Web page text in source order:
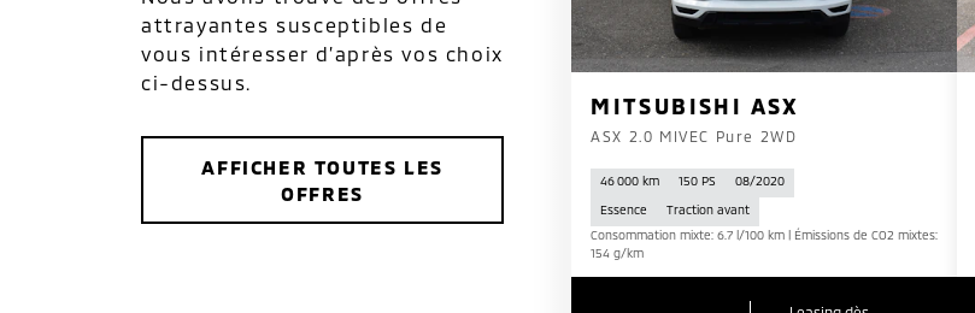
attrayantes susceptibles de
vous intéresser d’après vos choix
ci-dessus.
AFFICHER TOUTES LES
OFFRES
MITSUBISHI ASX
ASX 2.0 MIVEC Pure 2WD
46 000 km 150 PS
08/2020
Essence
Traction avant
Consommation mixte: 6.7 l/100 km | Émissions de CO2 mixtes:
154 g/km